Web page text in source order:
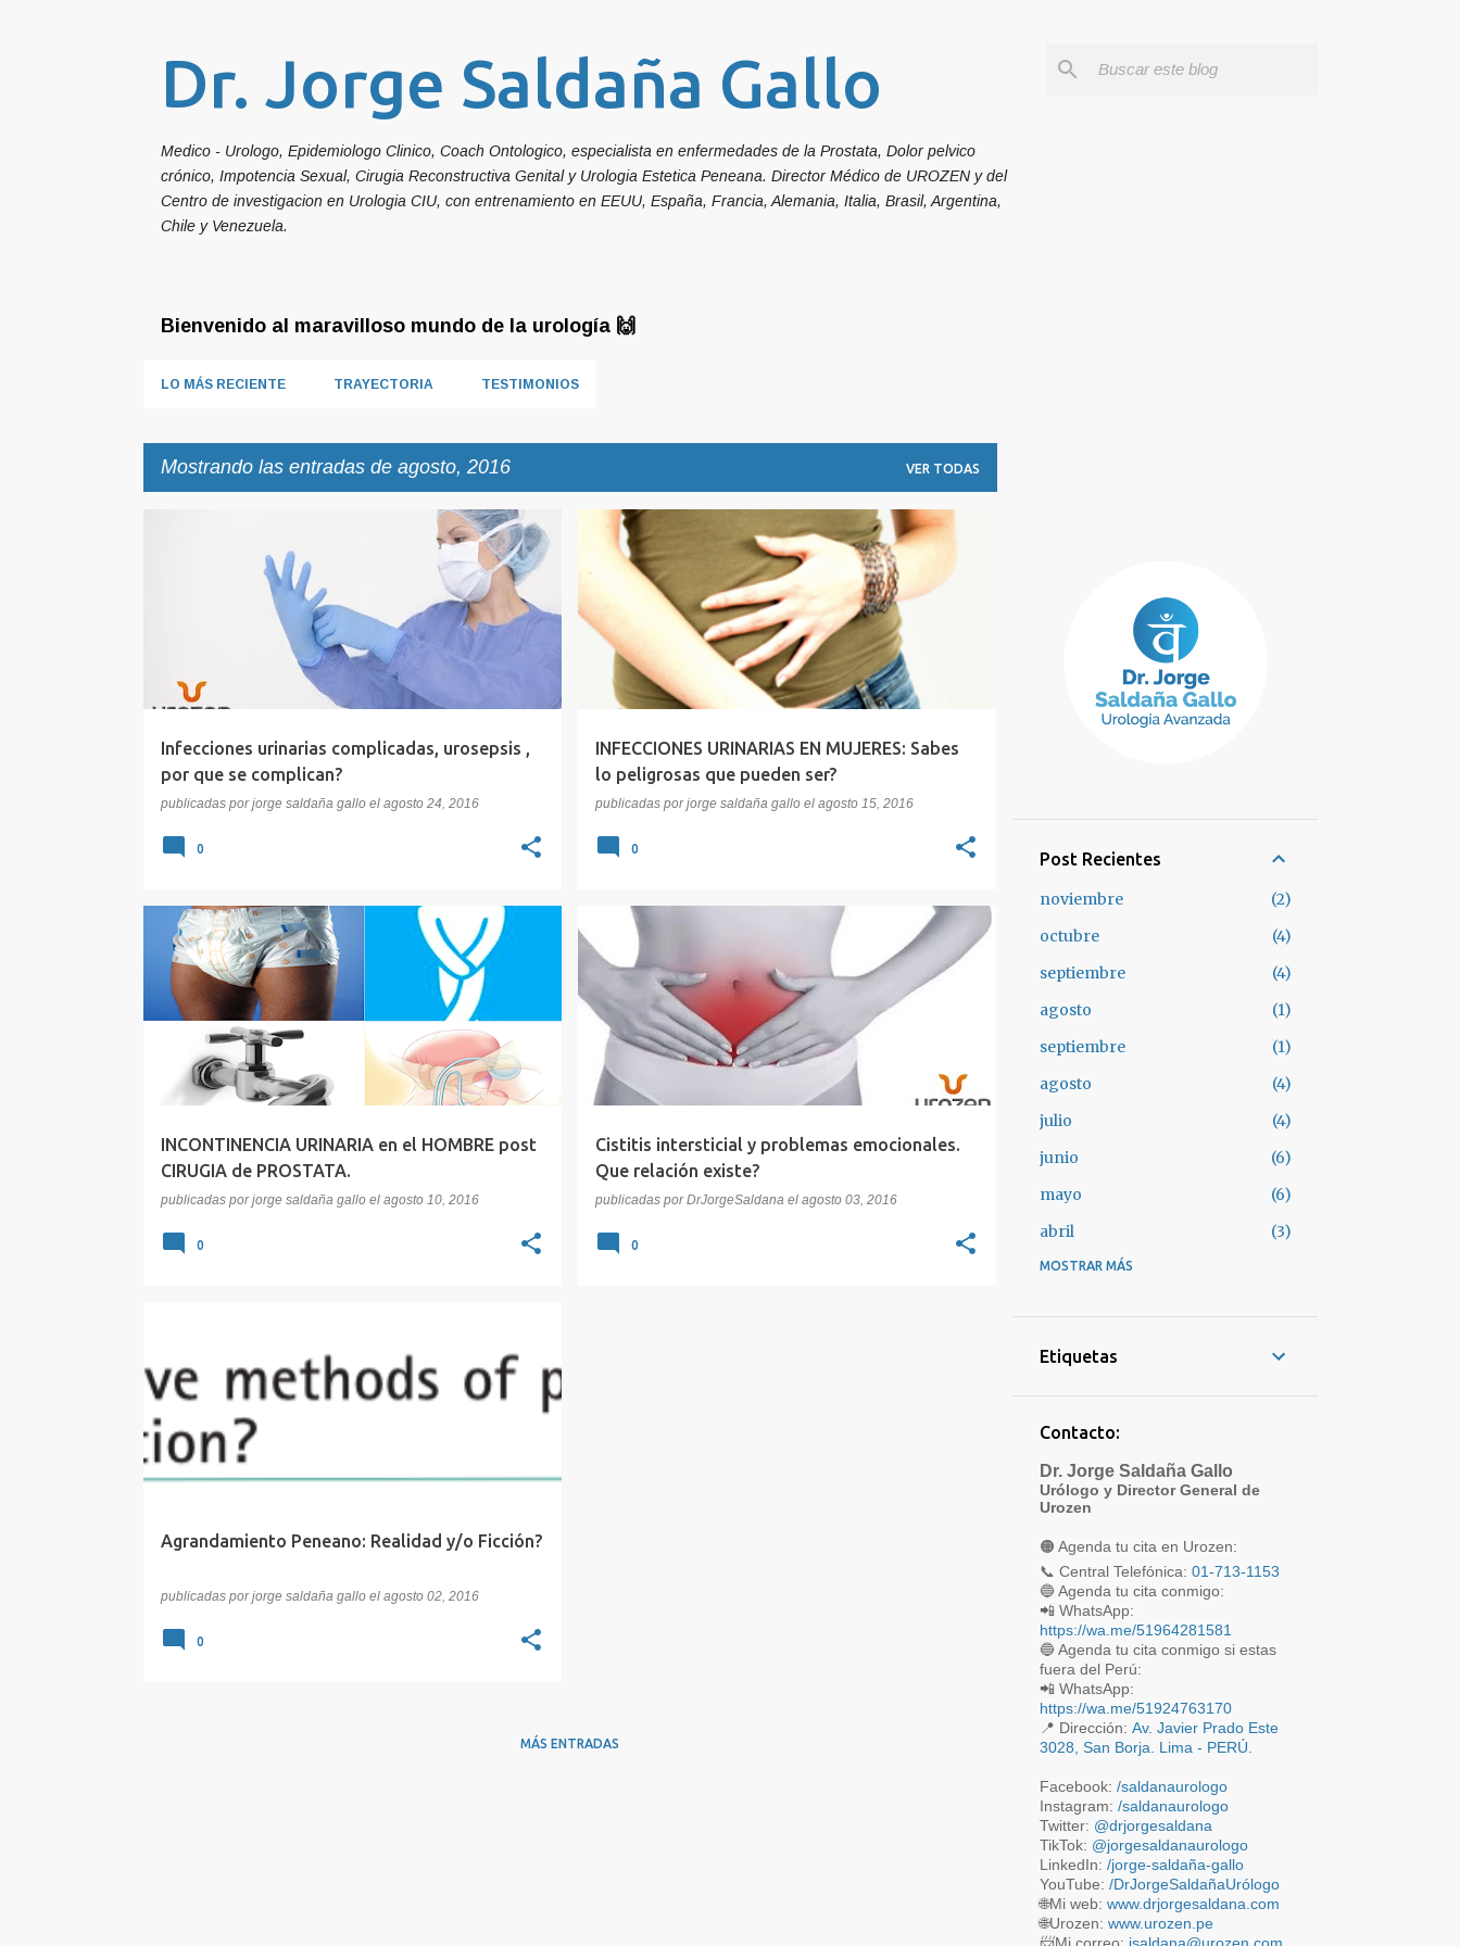
Dr. Jorge Saldaña Gallo
Medico - Urologo, Epidemiologo Clinico, Coach Ontologico, especialista en enfermedades de la Prostata, Dolor pelvico
crónico, Impotencia Sexual, Cirugia Reconstructiva Genital y Urologia Estetica Peneana. Director Médico de UROZEN y del
Centro de investigacion en Urologia CIU, con entrenamiento en EEUU, España, Francia, Alemania, Italia, Brasil, Argentina,
Chile y Venezuela.
Bienvenido al maravilloso mundo de la urología 🙌
LO MÁS RECIENTE TRAYECTORIA TESTIMONIOS
Mostrando las entradas de agosto, 2016 VER TODAS
Infecciones urinarias complicadas, urosepsis ,
por que se complican?
publicadas porjorge saldaña gallo el agosto 24, 2016
INFECCION URINARIA +3
0
INFECCIONES URINARIAS EN MUJERES: Sabes
lo peligrosas que pueden ser?
publicadas porjorge saldaña gallo el agosto 15, 2016
CAUSAS DE INFECCION URINARIA
0
INCONTINENCIA URINARIA en el HOMBRE post
CIRUGIA de PROSTATA.
publicadas porjorge saldaña gallo el agosto 10, 2016
ESCAPE DE ORINA
0
Cistitis intersticial y problemas emocionales.
Que relación existe?
publicadas porDrJorgeSaldana el agosto 03, 2016
CISTITIS INTERSTICIAL
0
Agrandamiento Peneano: Realidad y/o Ficción?
publicadas porjorge saldaña gallo el agosto 02, 2016
0
MÁS ENTRADAS
Post Recientes
noviembre
2
octubre
4
septiembre
4
agosto
1
septiembre
1
agosto
4
julio
4
junio
6
mayo
6
abril
3
marzo
septiembre
julio
5
junio
mayo
abril
marzo
febrero
enero
noviembre
septiembre
agosto
2
mayo
MOSTRAR MÁS
Etiquetas
Contacto:
Dr. Jorge Saldaña Gallo
Urólogo y Director General de
Urozen
🟠 Agenda tu cita en Urozen:
📞 Central Telefónica: 01-713-1153
📲 WhatsApp:
https://wa.me/51964281581
🔵 Agenda tu cita conmigo si estas
fuera del Perú:
📲 WhatsApp:
https://wa.me/51924763170
📍 Dirección: Av. Javier Prado Este
3028, San Borja. Lima - PERÚ.
Facebook: /saldanaurologo
Instagram: /saldanaurologo
Twitter: @drjorgesaldana
TikTok: @jorgesaldanaurologo
LinkedIn: /jorge-saldaña-gallo
YouTube: /DrJorgeSaldañaUrólogo
🌐Mi web: www.drjorgesaldana.com
🌐Urozen: www.urozen.pe